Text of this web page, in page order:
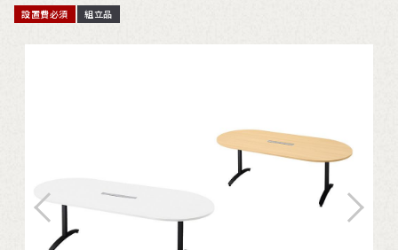
設置費必須 組立品